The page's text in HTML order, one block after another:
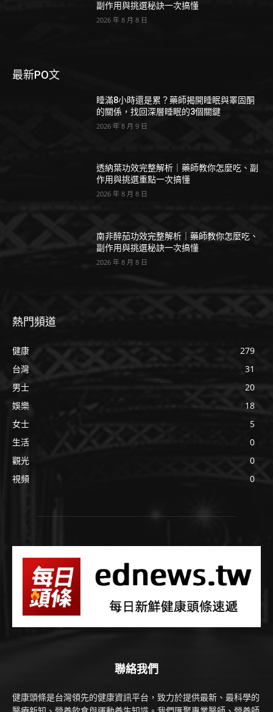
副作用與挑選秘訣一次搞懂
2026 年 8 月 8 日
最新PO文
睡滿8小時還是累？藥師揭開睡眠與睪固酮
的關係，找回深層睡眠的3個關鍵
2026 年 8 月 9 日
透納葉功效完整解析｜藥師教你怎麼吃、副
作用與挑選重點一次搞懂
2026 年 8 月 8 日
南非醉茄功效完整解析｜藥師教你怎麼吃、
副作用與挑選秘訣一次搞懂
2026 年 8 月 8 日
熱門頻道
健康
279
台灣
31
男士
20
娛樂
18
女士
5
生活
0
觀光
0
視頻
0
聯絡我們
健康頭條是台灣領先的健康資訊平台，致力於提供最新、最科學的